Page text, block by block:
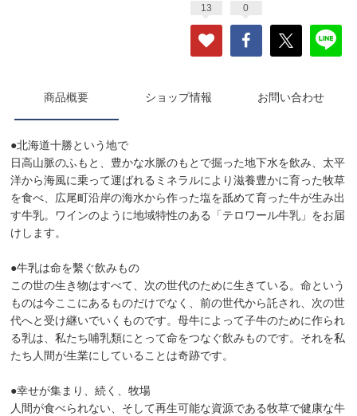
13 0
商品概要 ショップ情報 お問い合わせ
●北海道十勝という地で
日高山脈のふもと、豊かな水脈のもとで掘った地下水を飲み、太平
洋から海風に乗って運ばれるミネラルにより滋養豊かに育った牧草
を食べ、広尾町沿岸の海水から作った塩を舐めて育った牛が生み出
す牛乳。ワインのように地域特性のある「テロワール牛乳」をお届
けします。
●牛乳は命を繫ぐ飲みもの
この世の生き物はすべて、次の世代のために生きている。命という
ものは今ここにあるものだけでなく、前の世代から託され、次の世
代へと受け継いでいくものです。母牛によって子牛のために作られ
る乳は、私たち哺乳類にとって命をつなぐ飲みものです。それを私
たち人間が生業にしていることは奇跡です。
●幸せが集まり、続く、牧場
人間が食べられない、そして再生可能な資源である牧草で健康な牛